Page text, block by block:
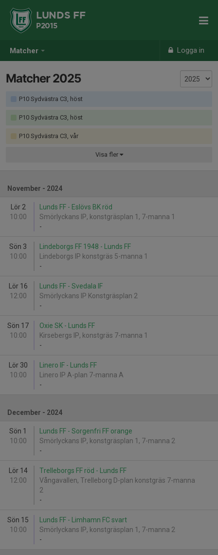
Matcher Logga in
LUNDS FF
P2015
Matcher 2025
P10 Sydvästra C3, höst
P10 Sydvästra C3, höst
P10 Sydvästra C3, vår
Visa fler
November - 2024
Lör 2
10:00
Lunds FF - Eslövs BK röd
Smörlyckans IP, konstgräsplan 1, 7-manna 1
-
Sön 3
10:00
Lindeborgs FF 1948 - Lunds FF
Lindeborgs IP konstgräs 5-manna 1
-
Lör 16
12:00
Lunds FF - Svedala IF
Smörlyckans IP Konstgräsplan 2
-
Sön 17
10:00
Oxie SK - Lunds FF
Kirsebergs IP, konstgräs 7-manna 1
-
Lör 30
10:00
Linero IF - Lunds FF
Linero IP A-plan 7-manna A
-
December - 2024
Sön 1
10:00
Lunds FF - Sorgenfri FF orange
Smörlyckans IP, konstgräsplan 1, 7-manna 2
-
Lör 14
12:00
Trelleborgs FF röd - Lunds FF
Vångavallen, Trelleborg D-plan konstgräs 7-manna
2
-
Sön 15
10:00
Lunds FF - Limhamn FC svart
Smörlyckans IP, konstgräsplan 1, 7-manna 2
-